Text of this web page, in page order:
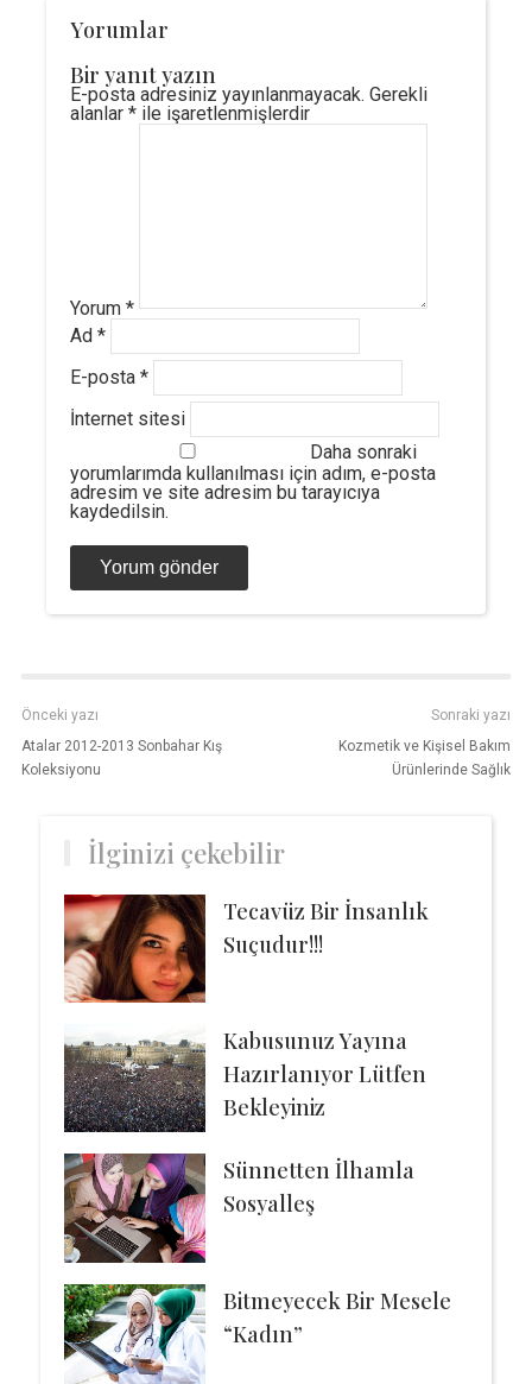
Yorumlar
Bir yanıt yazın
E-posta adresiniz yayınlanmayacak. Gerekli
alanlar *ile işaretlenmişlerdir
Yorum *
Ad *
E-posta *
İnternet sitesi
Daha sonraki
yorumlarımda kullanılması için adım, e-posta
adresim ve site adresim bu tarayıcıya
kaydedilsin.
Önceki yazı
Atalar 2012-2013 Sonbahar Kış
Koleksiyonu
Sonraki yazı
Kozmetik ve Kişisel Bakım
Ürünlerinde Sağlık
İlginizi çekebilir
Tecavüz Bir İnsanlık
Suçudur!!!
Kabusunuz Yayına
Hazırlanıyor Lütfen
Bekleyiniz
Sünnetten İlhamla
Sosyalleş
Bitmeyecek Bir Mesele
“Kadın”